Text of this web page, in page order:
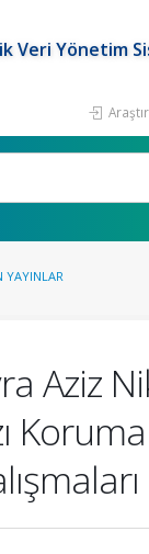
Veri Yönetim
YAYINLAR
Aziz